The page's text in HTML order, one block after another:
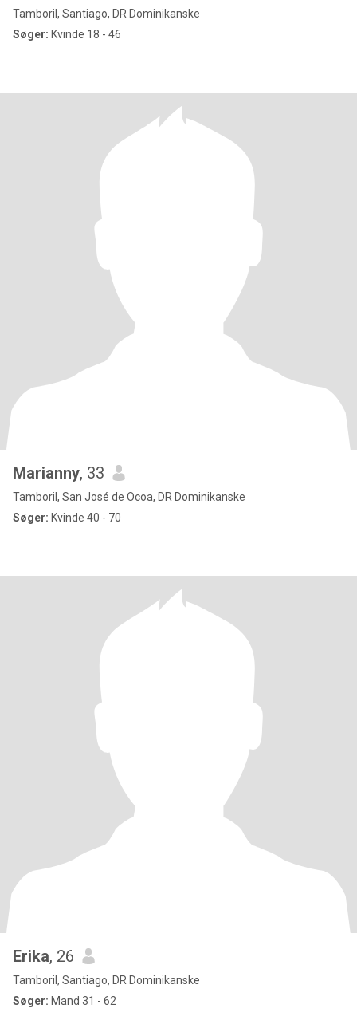
Tamboril, Santiago, DR Dominikanske
Søger: Kvinde 18 - 46
Marianny, 33
Tamboril, San José de Ocoa, DR Dominikanske
Søger: Kvinde 40 - 70
Erika, 26
Tamboril, Santiago, DR Dominikanske
Søger: Mand 31 - 62